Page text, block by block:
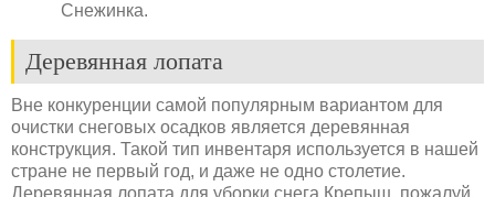
Снежинка.
Деревянная лопата
Вне конкуренции самой популярным вариантом для
очистки снеговых осадков является деревянная
конструкция. Такой тип инвентаря используется в нашей
стране не первый год, и даже не одно столетие.